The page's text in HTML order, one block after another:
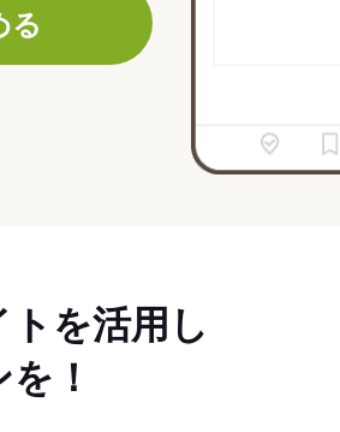
る
トを活用し
！